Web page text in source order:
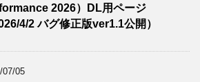
2026）DL用ページ
4/2 バグ修正版ver1.1公開）
07/05